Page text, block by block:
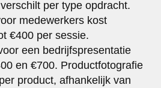
per type opdracht.
medewerkers kost
€400 per sessie.
een bedrijfspresentatie
en €700. Productfotografie
product, afhankelijk van